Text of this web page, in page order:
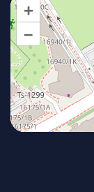
+
–